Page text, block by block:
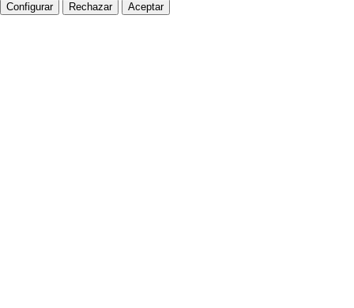
Configurar Rechazar Aceptar